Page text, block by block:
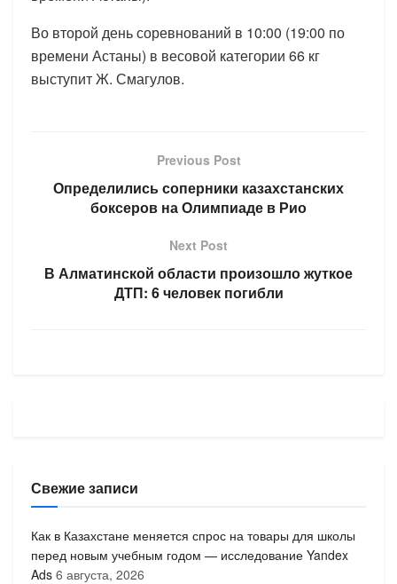
Во второй день соревнований в 10:00 (19:00 по
времени Астаны) в весовой категории 66 кг
выступит Ж. Смагулов.
Previous Post
Определились соперники казахстанских
боксеров на Олимпиаде в Рио
Next Post
В Алматинской области произошло жуткое
ДТП: 6 человек погибли
Свежие записи
Как в Казахстане меняется спрос на товары для школы
перед новым учебным годом — исследование Yandex
Ads 6 августа, 2026